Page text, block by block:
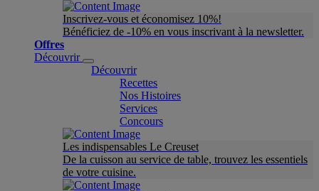
Inscrivez-vous et économisez 10%!
Bénéficiez de -10% en vous inscrivant à la newsletter.
Offres
Découvrir
Découvrir
Recettes
Nos Histoires
Services
Concours
Les indispensables Le Creuset
De la cuisson au service de table, trouvez les essentiels
de votre cuisine.